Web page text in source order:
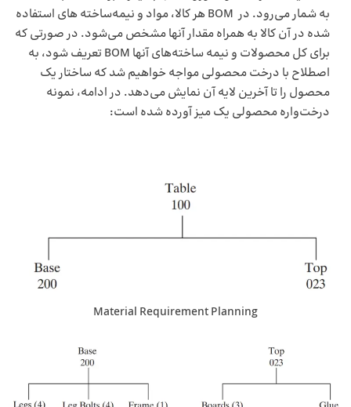
به شمار می‌رود. در BOM هر کالا، مواد و نیمه‌ساخته های استفاده
شده در آن کالا به همراه مقدار آنها مشخص می‌شود. در صورتی که
برای کل محصولات و نیمه ساخته‌های آنها BOM تعریف شود، به
اصطلاح با درخت محصولی مواجه خواهیم شد که ساختار یک
محصول را تا آخرین لایه آن نمایش می‌دهد. در ادامه، نمونه
درخت‌واره محصولی یک میز آورده شده است:
Material Requirement Planning